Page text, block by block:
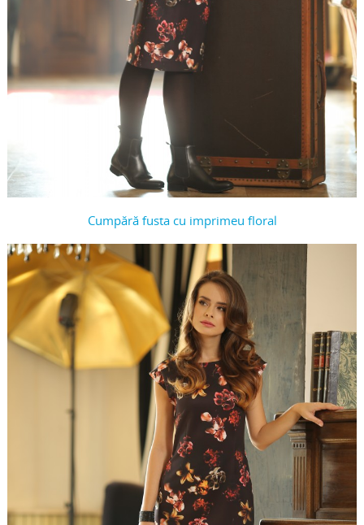
Cumpără fusta cu imprimeu floral